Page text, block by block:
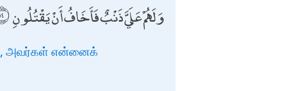
وَلَهُمْ عَلَيَّ ذَنْبٌ فَأَخَافُ أَنْ يَقْتُلُونِ
அவர்கள் என்னைக்